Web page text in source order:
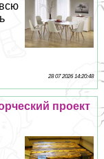
28 07 2026 14:20:48
проект